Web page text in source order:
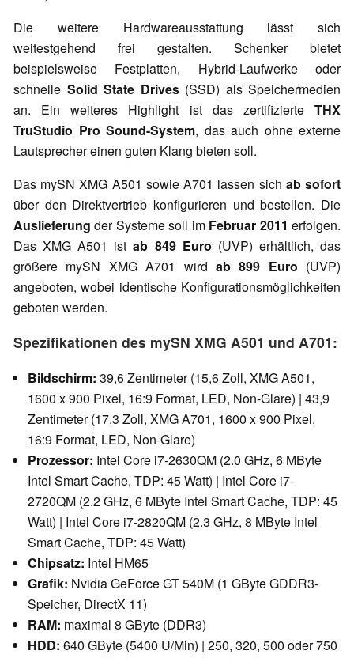
Die weitere Hardwareausstattung lässt sich
weitestgehend frei gestalten. Schenker bietet
beispielsweise Festplatten, Hybrid-Laufwerke oder
schnelle Solid State Drives (SSD) als Speichermedien
an. Ein weiteres Highlight ist das zertifizierte THX
TruStudio Pro Sound-System, das auch ohne externe
Lautsprecher einen guten Klang bieten soll.
Das mySN XMG A501 sowie A701 lassen sich ab sofort
über den Direktvertrieb konfigurieren und bestellen. Die
Auslieferung der Systeme soll im Februar 2011erfolgen.
Das XMG A501 istab 849 Euro (UVP) erhältlich, das
größere mySN XMG A701 wird ab 899 Euro (UVP)
angeboten, wobei identische Konfigurationsmöglichkeiten
geboten werden.
Spezifikationen des mySN XMG A501 und A701:
Bildschirm: 39,6 Zentimeter (15,6 Zoll, XMG A501,
1600 x 900 Pixel, 16:9 Format, LED, Non-Glare) | 43,9
Zentimeter (17,3 Zoll, XMG A701, 1600 x 900 Pixel,
16:9 Format, LED, Non-Glare)
Prozessor: Intel Core i7-2630QM (2.0 GHz, 6 MByte
Intel Smart Cache, TDP: 45 Watt) | Intel Core i7-
2720QM (2.2 GHz, 6 MByte Intel Smart Cache, TDP: 45
Watt) | Intel Core i7-2820QM (2.3 GHz, 8 MByte Intel
Smart Cache, TDP: 45 Watt)
Chipsatz: Intel HM65
Grafik: Nvidia GeForce GT 540M (1 GByte GDDR3-
Speicher, DirectX 11)
RAM: maximal 8 GByte (DDR3)
HDD: 640 GByte (5400 U/Min) | 250, 320, 500 oder 750